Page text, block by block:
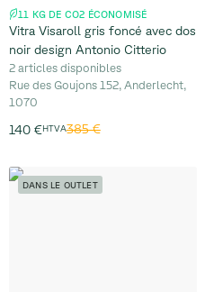
11 KG DE CO2 ÉCONOMISÉ
Vitra Visaroll gris foncé avec dos
noir design Antonio Citterio
2 articles disponibles
Rue des Goujons 152, Anderlecht,
1070
140 €HTVA385 €
DANS LE OUTLET